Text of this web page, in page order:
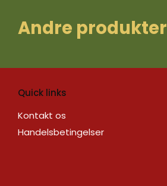
A ndre produkter
Quick links
Kontakt os
Handelsbetingelser